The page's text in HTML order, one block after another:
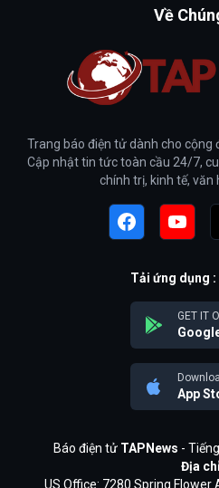
Về
Trang báo điện tử dành cho cộng
Cập nhật tin tức toàn cầu 24/7,
chính trị, kinh tế, văn
Tải ứng dụng :
GET IT
App
Báo điện tử TAPNews -
Địa
US Office: 7280 Spring Flower